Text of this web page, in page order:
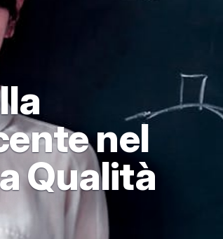
nel
Qualità